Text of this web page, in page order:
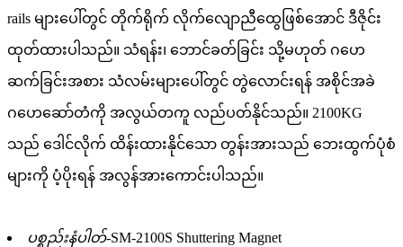
rails များပေါ်တွင် တိုက်ရိုက် လိုက်လျောညီထွေဖြစ်အောင် ဒီဇိုင်း
ထုတ်ထားပါသည်။ သံရန်း၊ ဘောင်ခတ်ခြင်း သို့မဟုတ် ဂဟေ
ဆက်ခြင်းအစား သံလမ်းများပေါ်တွင် တွဲလောင်းရန် အစိုင်အခဲ
ဂဟေဆော်တံကို အလွယ်တကူ လည်ပတ်နိုင်သည်။ 2100KG
သည် ဒေါင်လိုက် ထိန်းထားနိုင်သော တွန်းအားသည် ဘေးထွက်ပုံစံ
များကို ပံ့ပိုးရန် အလွန်အားကောင်းပါသည်။
ပစ္စည်းနံပါတ်-SM-2100S Shuttering Magnet